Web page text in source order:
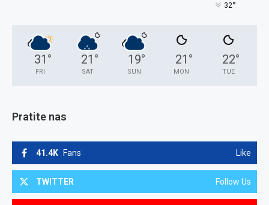
32°
31 °
FRI
21 °
SAT
19°
SUN
21 °
MON
22°
TUE
Pratite nas
41.4K Fans Like
TWITTER Follow Us